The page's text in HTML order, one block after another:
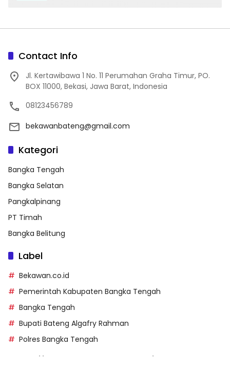
Contact Info
Jl. Kertawibawa 1 No. 11 Perumahan Graha Timur, PO.
BOX 11000, Bekasi, Jawa Barat, Indonesia
08123456789
bekawanbateng@gmail.com
Kategori
Bangka Tengah
Bangka Selatan
Pangkalpinang
PT Timah
Bangka Belitung
Label
Bekawan.co.id
Pemerintah Kabupaten Bangka Tengah
Bangka Tengah
Bupati Bateng Algafry Rahman
Polres Bangka Tengah